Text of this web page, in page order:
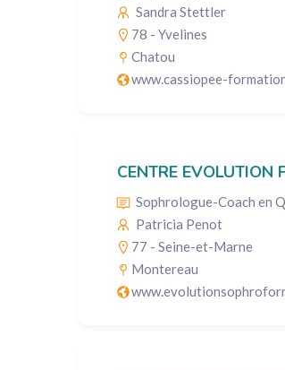
Sandra Stettler
78 - Yvelines
Chatou
www.cassiopee-
CENTRE EVOLUTION
Sophrologue-Coach en
Patricia Penot
77 - Seine-et-Marne
Montereau